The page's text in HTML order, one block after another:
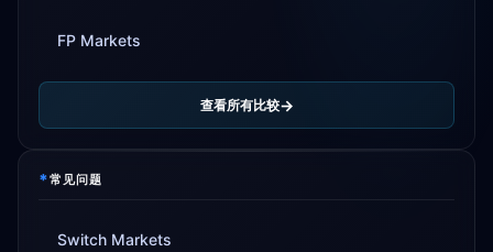
FP Markets
查看所有比较
*常见问题
Switch Markets